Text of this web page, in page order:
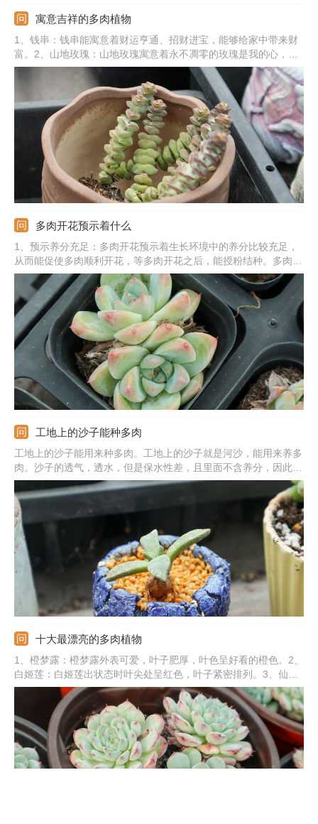
寓意吉祥的多肉植物
1、钱串：钱串能寓意着财运亨通、招财进宝，能够给家中带来财
富。2、山地玫瑰：山地玫瑰寓意着永不凋零的玫瑰是我的心，能
象征爱情。3、佛珠：佛珠能寓意着吉祥、如意，给人们带来好运
气。4、熊童子：熊童子的寓意是玲珑优雅，也有较好的观赏性。
5、其他植物：还有爱之蔓、心叶球兰、玉露、火祭、吸财树、红
宝石等。
多肉开花预示着什么
1、预示养分充足：多肉开花预示着生长环境中的养分比较充足，
从而能促使多肉顺利开花，等多肉开花之后，能授粉结种。多肉的
种类很多，对于某一些多肉来说，开花预示着死亡，之后会逐渐衰
败，走向死亡。2、预示的精神：多肉开花能预示着一种好运和积
极向上的态度，也寓意着身体健康，生活顺利，还寓意着顽强的意
志力。
工地上的沙子能种多肉
工地上的沙子能用来种多肉。工地上的沙子就是河沙，能用来养多
肉。沙子的透气，透水，但是保水性差，且里面不含养分，因此不
可用纯沙子。可在沙子中掺杂泥炭土、颗粒土，泥炭土中富含营
养，沙子和颗粒土可提高土壤的透气透水能力，从而可促使多肉植
物旺盛生长。
十大最漂亮的多肉植物
1、橙梦露：橙梦露外表可爱，叶子肥厚，叶色呈好看的橙色。2、
白姬莲：白姬莲出状态时叶尖处呈红色，叶子紧密排列。3、仙女
杯：仙女杯的叶片是白色，叶尖是有一定弧形的。4、红宝石：红
宝石叶色好看，外表通红，叶子排列呈莲花座。5、其他：还有碧
光环、静夜、蓝苹果、爱斯诺、唐印、奶酪。